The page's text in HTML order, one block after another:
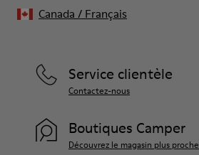
Service clientèle
Contactez-nous
Boutiques Camper
Découvrez le magasin plus proche
Canada / Français